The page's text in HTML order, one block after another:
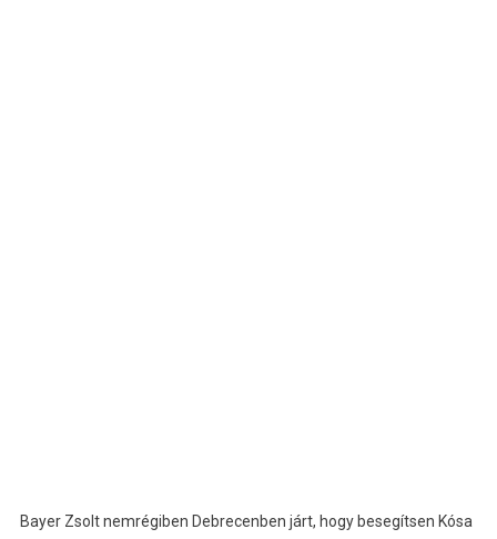
Bayer Zsolt nemrégiben Debrecenben járt, hogy besegítsen Kósa